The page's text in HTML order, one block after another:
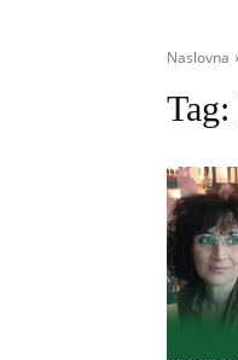
Naslovna
Tag: